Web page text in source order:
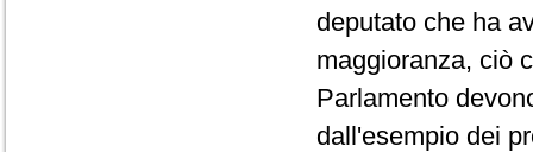
deputato che ha
maggioranza, ciò
Parlamento
dall'esempio dei